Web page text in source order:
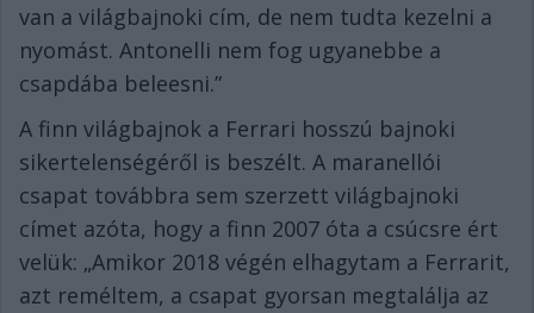
van a világbajnoki cím, de nem tudta kezelni a
nyomást. Antonelli nem fog ugyanebbe a
csapdába beleesni.”
A finn világbajnok a Ferrari hosszú bajnoki
sikertelenségéről is beszélt. A maranellói
csapat továbbra sem szerzett világbajnoki
címet azóta, hogy a finn 2007 óta a csúcsre ért
velük: „Amikor 2018 végén elhagytam a Ferrarit,
azt reméltem, a csapat gyorsan megtalálja az